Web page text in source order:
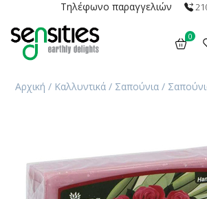
Τηλέφωνο παραγγελιών
0
Αρχική / Καλλυντικά / Σαπούνια /